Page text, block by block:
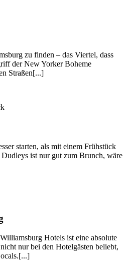
zu finden – das Viertel, dass
der New Yorker Boheme
Straßen[...]
starten, als mit einem Frühstück
ist nur gut zum Brunch, wäre
Hotels ist eine absolute
nur bei den Hotelgästen beliebt,